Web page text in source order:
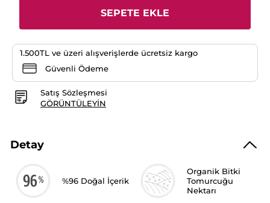
SEPETE EKLE
1.500TL ve üzeri alışverişlerde ücretsiz kargo
Güvenli Ödeme
Satış Sözleşmesi
GÖRÜNTÜLEYIN
Detay
%96 Doğal İçerik
Organik Bitki
Tomurcuğu
Nektarı